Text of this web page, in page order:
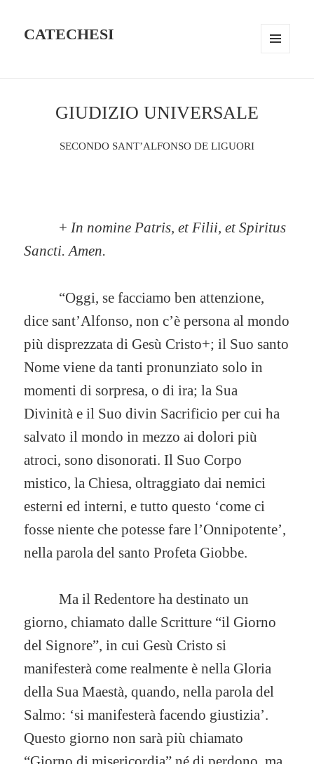
CATECHESI
GIUDIZIO UNIVERSALE
SECONDO SANT’ALFONSO DE LIGUORI
+In nomine Patris, et Filii, et Spiritus
Sancti. Amen.
“Oggi, se facciamo ben attenzione,
dice sant’Alfonso, non c’è persona al mondo
più disprezzata di Gesù Cristo+; il Suo santo
Nome viene da tanti pronunziato solo in
momenti di sorpresa, o di ira; la Sua
Divinità e il Suo divin Sacrificio per cui ha
salvato il mondo in mezzo ai dolori più
atroci, sono disonorati. Il Suo Corpo
mistico, la Chiesa, oltraggiato dai nemici
esterni ed interni, e tutto questo ‘come ci
fosse niente che potesse fare l’Onnipotente’,
nella parola del santo Profeta Giobbe.
Ma il Redentore ha destinato un
giorno, chiamato dalle Scritture “il Giorno
del Signore”, in cui Gesù Cristo si
manifesterà come realmente è nella Gloria
della Sua Maestà, quando, nella parola del
Salmo: ‘si manifesterà facendo giustizia’.
Questo giorno non sarà più chiamato